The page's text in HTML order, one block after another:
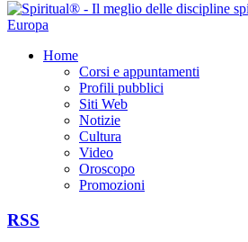
Home
Corsi e appuntamenti
Profili pubblici
Siti Web
Notizie
Cultura
Video
Oroscopo
Promozioni
RSS